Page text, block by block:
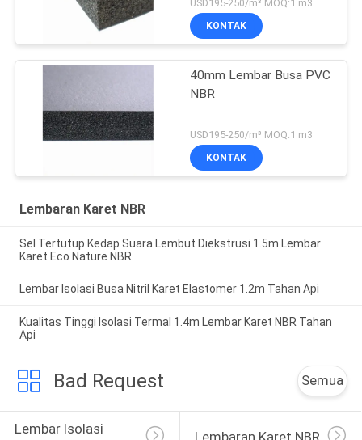
USD195-250/m³ MOQ:1 m3
KONTAK
40mm Lembar Busa PVC
NBR
USD195-250/m³ MOQ:1 m3
KONTAK
Lembaran Karet NBR
Sel Tertutup Kedap Suara Lembut Diekstrusi 1.5m Lembar
Karet Eco Nature NBR
Lembar Isolasi Busa Nitril Karet Elastomer 1.2m Tahan Api
Kualitas Tinggi Isolasi Termal 1.4m Lembar Karet NBR Tahan
Api
Bad Request Semua
Lembar Isolasi
Lembaran Karet NBR